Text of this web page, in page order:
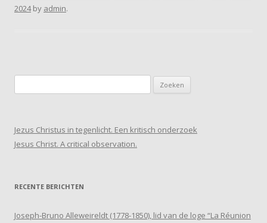
2024by admin.
naar:
Jezus Christus in tegenlicht. Een kritisch onderzoek
Jesus Christ. A critical observation.
RECENTE BERICHTEN
Joseph-Bruno Alleweireldt (1778-1850), lid van de loge “La Réunion